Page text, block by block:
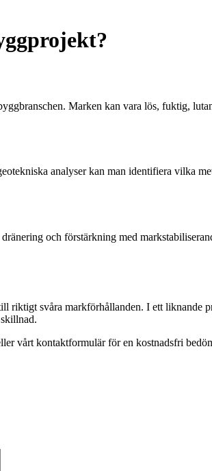
Marken kan vara lös, fuktig,
analyser kan man identifiera vilka
och förstärkning med
riktigt svåra markförhållanden. I ett liknande
vårt kontaktformulär för en kostnadsfri